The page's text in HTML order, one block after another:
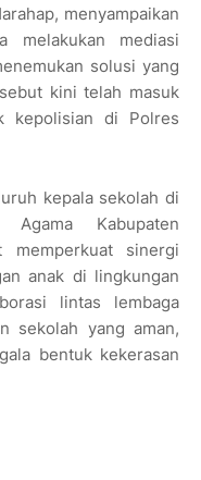
menyampaikan
melakukan mediasi
solusi yang
kini telah masuk
kepolisian di Polres
kepala sekolah di
Agama Kabupaten
memperkuat sinergi
anak di lingkungan
lintas lembaga
sekolah yang aman,
bentuk kekerasan